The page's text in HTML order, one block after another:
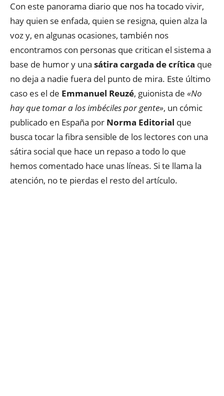
Con este panorama diario que nos ha tocado vivir,
hay quien se enfada, quien se resigna, quien alza la
voz y, en algunas ocasiones, también nos
encontramos con personas que critican el sistema a
base de humor y una sátira cargada de crítica que
no deja a nadie fuera del punto de mira. Este último
caso es el de Emmanuel Reuzé, guionista de «No
hay que tomar a los imbéciles por gente», un cómic
publicado en España por Norma Editorial que
busca tocar la fibra sensible de los lectores con una
sátira social que hace un repaso a todo lo que
hemos comentado hace unas líneas. Si te llama la
atención, no te pierdas el resto del artículo.